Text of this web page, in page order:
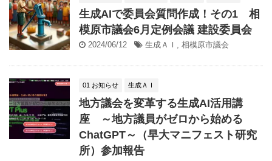
生成AIで委員会質問作成！その1 相
模原市議会6月定例会議 建設委員会
2024/06/12 生成ＡＩ , 相模原市議会
01 お知らせ 生成ＡＩ
地方議会を変革する生成AI活用講
座 ～地方議員がゼロから始める
ChatGPT～（早大マニフェスト研究
所）参加報告